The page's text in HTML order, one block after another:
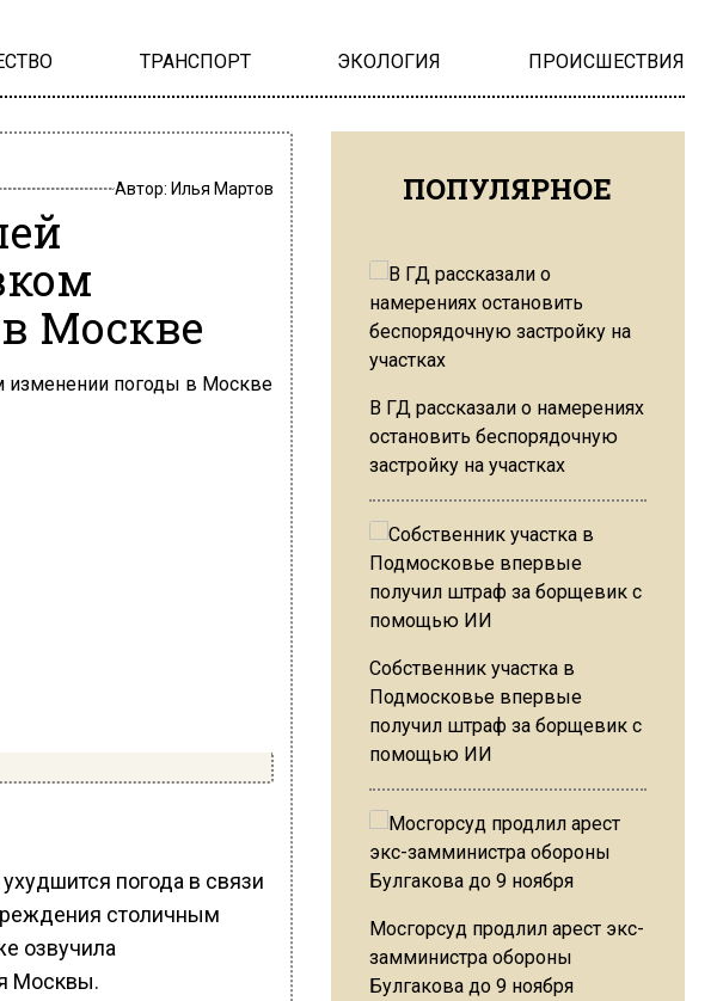
ТРАНСПОРТ ЭКОЛОГИЯ ПРОИСШЕСТВИЯ
Автор: Илья Мартов
Москве
погода в связи
столичным
озвучила
Москвы.
ПОПУЛЯРНОЕ
В ГД рассказали о намерениях
остановить беспорядочную
застройку на участках
Собственник участка в
Подмосковье впервые
получил штраф за борщевик с
помощью ИИ
Мосгорсуд продлил арест экс-
замминистра обороны
Булгакова до 9 ноября